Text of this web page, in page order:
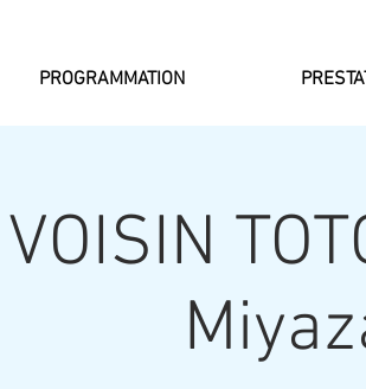
PROGRAMMATION